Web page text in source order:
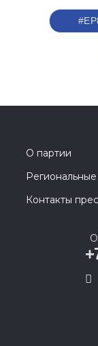
О партии
Контакты